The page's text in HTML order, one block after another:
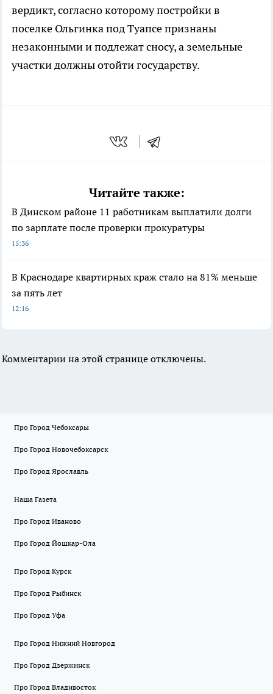
вердикт, согласно которому постройки в
поселке Ольгинка под Туапсе признаны
незаконными и подлежат сносу, а земельные
участки должны отойти государству.
Читайте также:
В Динском районе 11 работникам выплатили долги
по зарплате после проверки прокуратуры
15:36
В Краснодаре квартирных краж стало на 81% меньше
за пять лет
12:16
Комментарии на этой странице отключены.
Про Город Чебоксары
Про Город Новочебоксарск
Про Город Ярославль
Наша Газета
Про Город Иваново
Про Город Йошкар-Ола
Про Город Курск
Про Город Рыбинск
Про Город Уфа
Про Город Нижний Новгород
Про Город Дзержинск
Про Город Владивосток